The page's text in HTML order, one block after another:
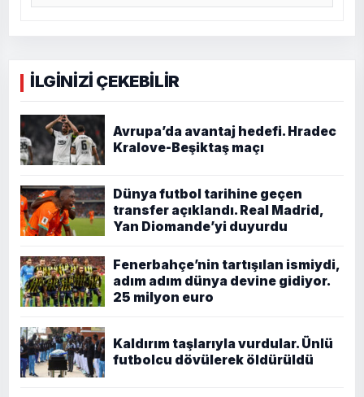
İLGİNİZİ ÇEKEBİLİR
Avrupa’da avantaj hedefi. Hradec
Kralove-Beşiktaş maçı
Dünya futbol tarihine geçen
transfer açıklandı. Real Madrid,
Yan Diomande’yi duyurdu
Fenerbahçe’nin tartışılan ismiydi,
adım adım dünya devine gidiyor.
25 milyon euro
Kaldırım taşlarıyla vurdular. Ünlü
futbolcu dövülerek öldürüldü